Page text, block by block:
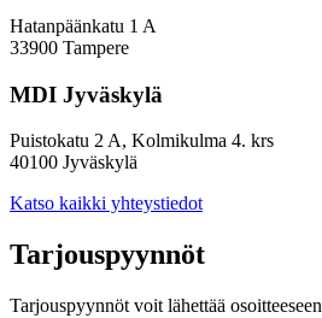
Hatanpäänkatu 1 A
33900 Tampere
MDI Jyväskylä
Puistokatu 2 A, Kolmikulma 4. krs
40100 Jyväskylä
Katso kaikki yhteystiedot
Tarjouspyynnöt
Tarjouspyynnöt voit lähettää osoitteeseen